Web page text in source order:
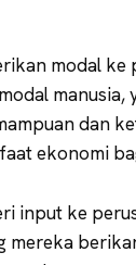
modal ke
manusia,
dan
ekonomi
input ke
mereka